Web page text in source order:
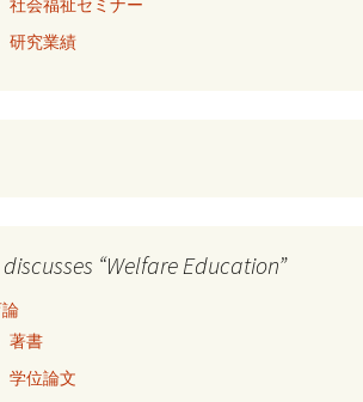
社会福祉セミナー
研究業績
“Welfare Education”
著書
学位論文